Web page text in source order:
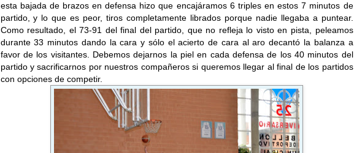
esta bajada de brazos en defensa hizo que encajáramos 6 triples en estos 7 minutos de
partido, y lo que es peor, tiros completamente librados porque nadie llegaba a puntear.
Como resultado, el 73-91 del final del partido, que no refleja lo visto en pista, peleamos
durante 33 minutos dando la cara y sólo el acierto de cara al aro decantó la balanza a
favor de los visitantes. Debemos dejarnos la piel en cada defensa de los 40 minutos del
partido y sacrificarnos por nuestros compañeros si queremos llegar al final de los partidos
con opciones de competir.